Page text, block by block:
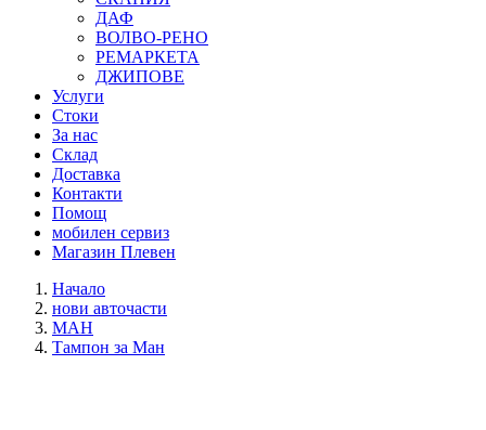
ДАФ
ВОЛВО-РЕНО
РЕМАРКЕТА
ДЖИПОВЕ
Услуги
Стоки
За нас
Склад
Доставка
Контакти
Помощ
мобилен сервиз
Магазин Плевен
Начало
нови авточасти
МАН
Тампон за Ман